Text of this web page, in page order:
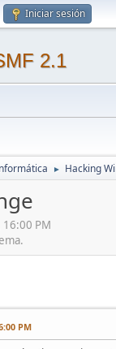
Iniciar sesión
2.1
► Hacking
PM
PM